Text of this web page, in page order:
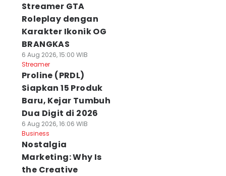
Streamer GTA
Roleplay dengan
Karakter Ikonik OG
BRANGKAS
6 Aug 2026, 15:00 WIB
Streamer
Proline (PRDL)
Siapkan 15 Produk
Baru, Kejar Tumbuh
Dua Digit di 2026
6 Aug 2026, 16:06 WIB
Business
Nostalgia
Marketing: Why Is
the Creative